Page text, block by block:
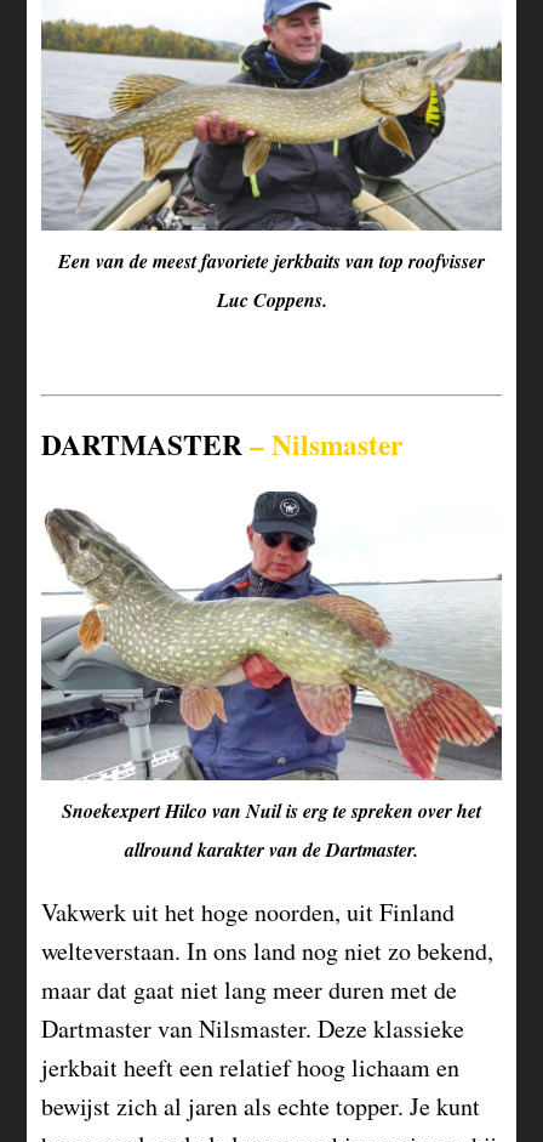
Een van de meest favoriete jerkbaits van top roofvisser
Luc Coppens.
DARTMASTER– Nilsmaster
Snoekexpert Hilco van Nuil is erg te spreken over het
allround karakter van de Dartmaster.
Vakwerk uit het hoge noorden, uit Finland
welteverstaan. In ons land nog niet zo bekend,
maar dat gaat niet lang meer duren met de
Dartmaster van Nilsmaster. Deze klassieke
jerkbait heeft een relatief hoog lichaam en
bewijst zich al jaren als echte topper. Je kunt